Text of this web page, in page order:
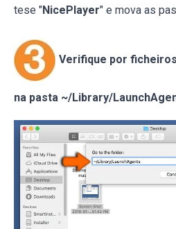
tese "NicePlayer" e mova as
Verifique por
na pasta ~/Library/